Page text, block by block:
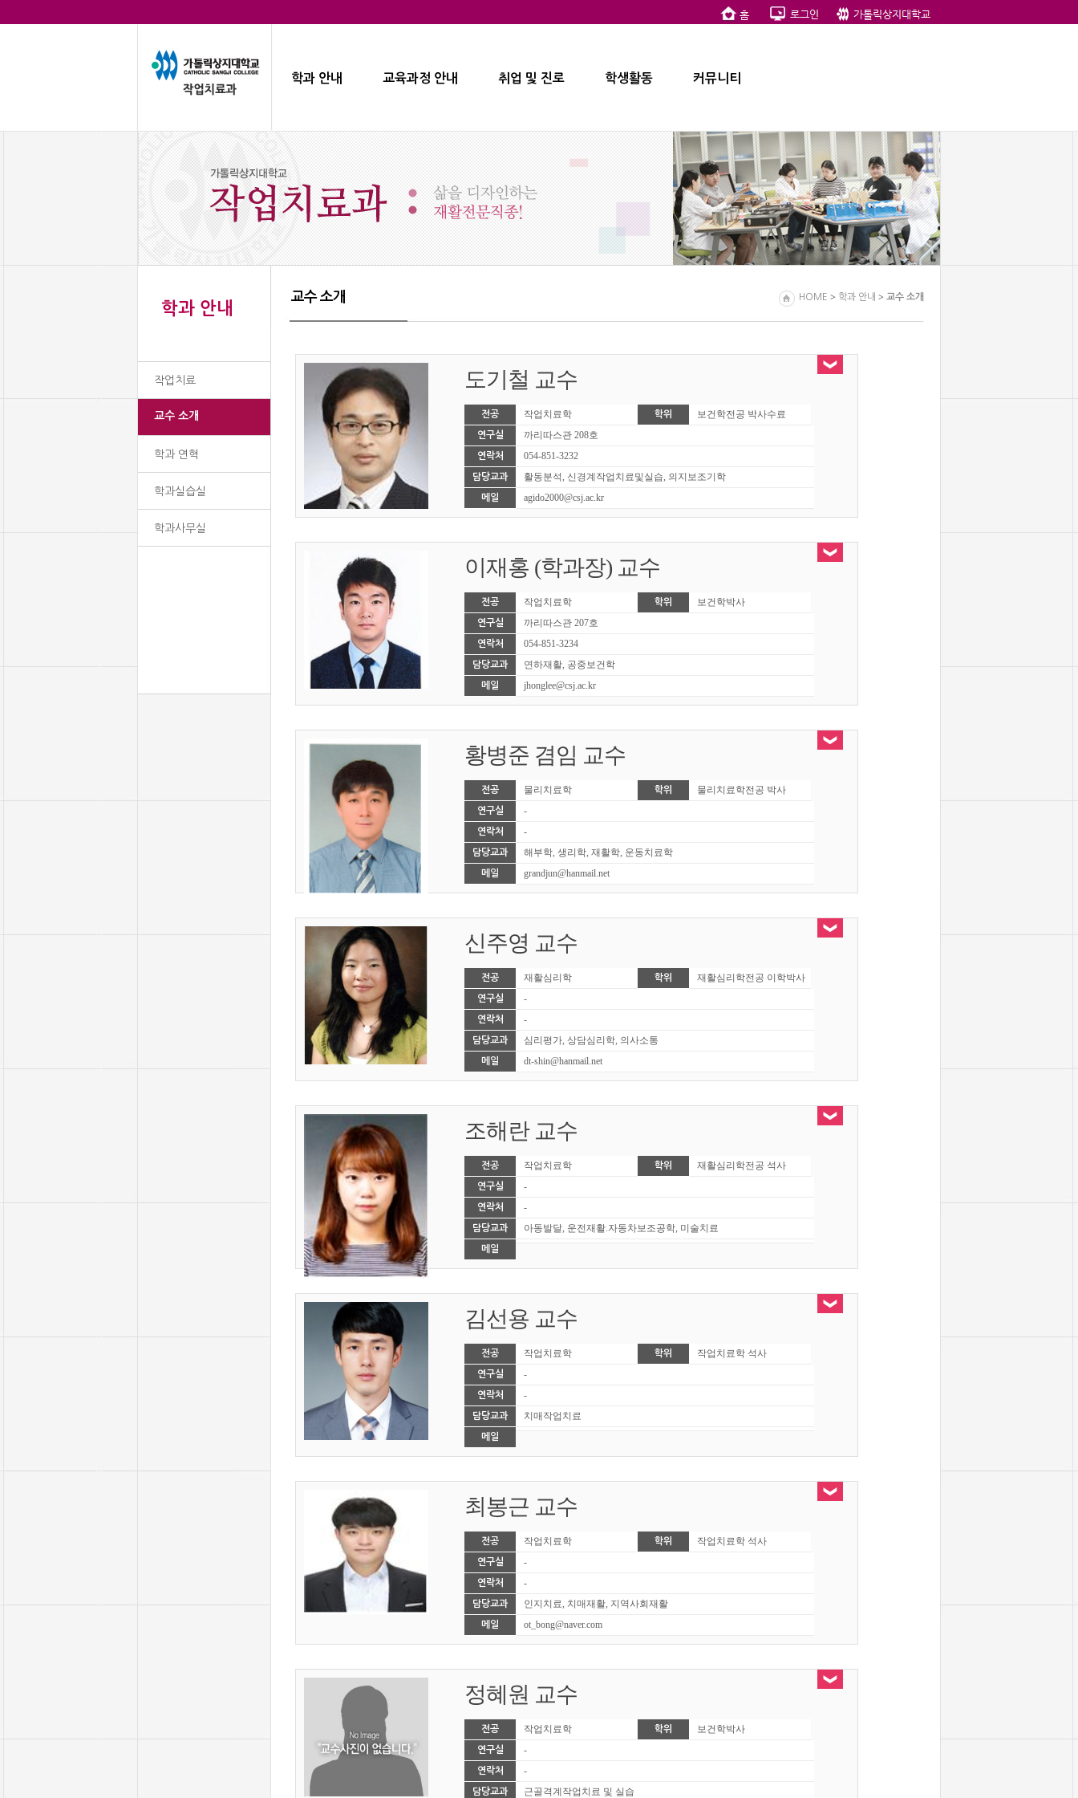
학과 안내 교육과정 안내 취업 및 진로 학생활동 커뮤니티
학과 안내
작업치료
교수 소개
학과 연혁
학과실습실
학과사무실
교수 소개 HOME > 학과 안내 > 교수 소개
도기철 교수
전공 작업치료학 학위 보건학전공 박사수료
연구실 까리따스관 208호
연락처 054-851-3232
담당교과 활동분석, 신경계작업치료및실습, 의지보조기학
메일 agido2000@csj.ac.kr
이재홍 (학과장) 교수
전공 작업치료학 학위 보건학박사
연구실 까리따스관 207호
연락처 054-851-3234
담당교과 연하재활, 공중보건학
메일 jhonglee@csj.ac.kr
황병준 겸임 교수
전공 물리치료학 학위 물리치료학전공 박사
연구실 -
연락처 -
담당교과 해부학, 생리학, 재활학, 운동치료학
메일 grandjun@hanmail.net
신주영 교수
전공 재활심리학 학위 재활심리학전공 이학박사
연구실 -
연락처 -
담당교과 심리평가, 상담심리학, 의사소통
메일 dt-shin@hanmail.net
조해란 교수
전공 작업치료학 학위 재활심리학전공 석사
연구실 -
연락처 -
담당교과 아동발달, 운전재활.자동차보조공학, 미술치료
메일
김선용 교수
전공 작업치료학 학위 작업치료학 석사
연구실 -
연락처 -
담당교과 치매작업치료
메일
최봉근 교수
전공 작업치료학 학위 작업치료학 석사
연구실 -
연락처 -
담당교과 인지치료, 치매재활, 지역사회재활
메일 ot_bong@naver.com
정혜원 교수
전공 작업치료학 학위 보건학박사
연구실 -
연락처 -
담당교과 근골격계작업치료 및 실습